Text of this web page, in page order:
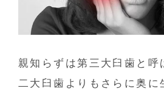
親知らずは第三大臼歯と呼
二大臼歯よりもさらに奥に